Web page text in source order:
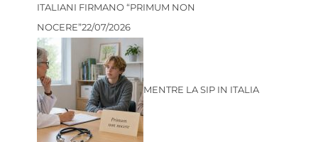
ITALIANI FIRMANO “PRIMUM NON
NOCERE”22/07/2026
MENTRE LA SIP IN ITALIA